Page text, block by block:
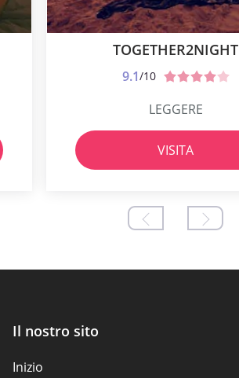
TOGETHER2NIGHT
9.1/10
LEGGERE
VISITA
Il nostro sito
Inizio